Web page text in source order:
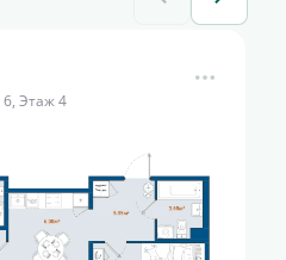
Этаж 4